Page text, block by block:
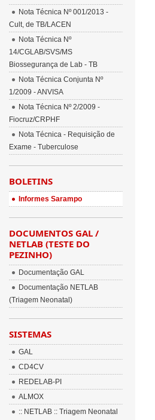
Nota Técnica Nº 001/2013 -
Cult, de TB/LACEN
Nota Técnica Nº
14/CGLAB/SVS/MS
Biossegurança de Lab - TB
Nota Técnica Conjunta Nº
1/2009 - ANVISA
Nota Técnica Nº 2/2009 -
Fiocruz/CRPHF
Nota Técnica - Requisição de
Exame - Tuberculose
BOLETINS
Informes Sarampo
DOCUMENTOS GAL /
NETLAB (TESTE DO
PEZINHO)
Documentação GAL
Documentação NETLAB
(Triagem Neonatal)
SISTEMAS
GAL
CD4CV
REDELAB-PI
ALMOX
:: NETLAB :: Triagem Neonatal